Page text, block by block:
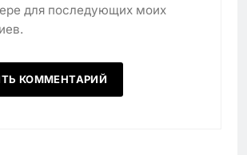
для последующих моих